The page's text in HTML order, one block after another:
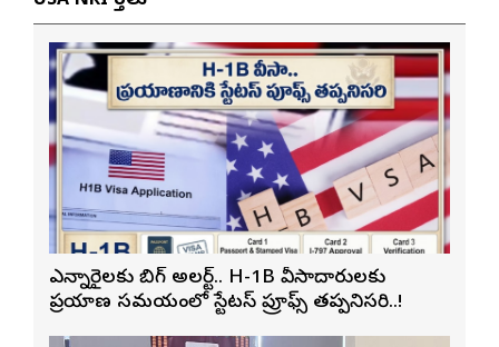
ఎన్నారైలకు బిగ్ అలర్ట్.. H-1B వీసాదారులకు
ప్రయాణ సమయంలో స్టేటస్ ప్రూఫ్స్ తప్పనిసరి..!